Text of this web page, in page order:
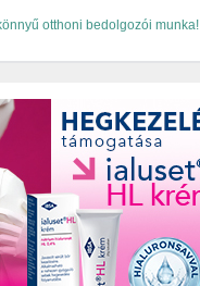
otthoni bedolgozói munka!